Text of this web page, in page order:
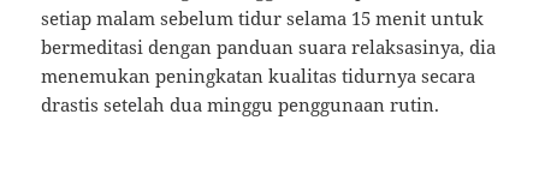
setiap malam sebelum tidur selama 15 menit untuk
bermeditasi dengan panduan suara relaksasinya, dia
menemukan peningkatan kualitas tidurnya secara
drastis setelah dua minggu penggunaan rutin.